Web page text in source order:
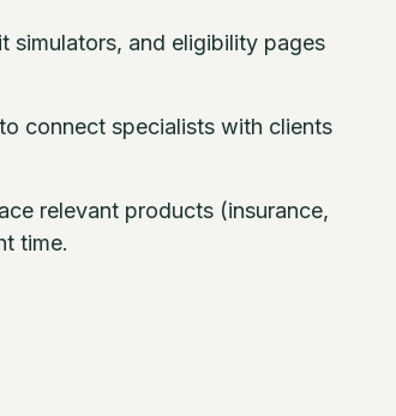
simulators, and eligibility pages
connect specialists with clients
relevant products (insurance,
time.